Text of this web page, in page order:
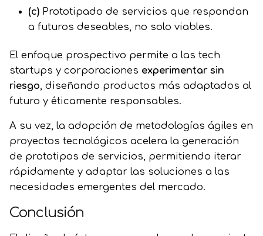
(c) Prototipado de servicios que respondan
a futuros deseables, no solo viables.
El enfoque prospectivo permite a las tech
startups y corporaciones experimentar sin
riesgo, diseñando productos más adaptados al
futuro y éticamente responsables.
A su vez, la adopción de metodologías ágiles en
proyectos tecnológicos acelera la generación
de prototipos de servicios, permitiendo iterar
rápidamente y adaptar las soluciones a las
necesidades emergentes del mercado.
Conclusión